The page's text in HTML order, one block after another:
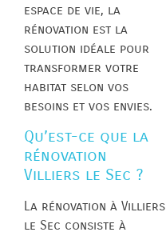
espace de vie, la
rénovation est la
solution idéale pour
transformer votre
habitat selon vos
besoins et vos envies.
Qu’est-ce que la
rénovation
Villiers le Sec ?
La rénovation à Villiers
le Sec consiste à